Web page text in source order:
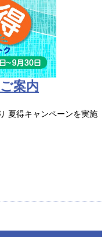
案内
夏得キャンペーンを実施